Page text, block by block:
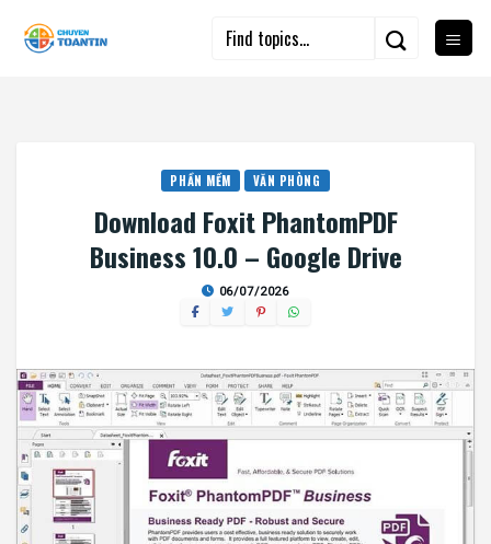
PHẦN MỀM VĂN PHÒNG
Download Foxit PhantomPDF
Business 10.0 – Google Drive
06/07/2026